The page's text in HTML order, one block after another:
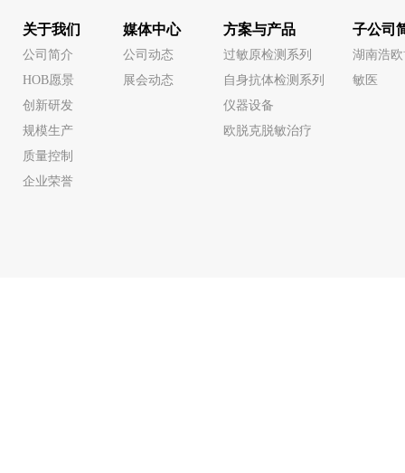
关于我们
公司简介
HOB愿景
创新研发
规模生产
质量控制
企业荣誉
媒体中心
公司动态
展会动态
方案与产品
过敏原检测系列
自身抗体检测系列
仪器设备
欧脱克脱敏治疗
子公司
湖南浩
敏医